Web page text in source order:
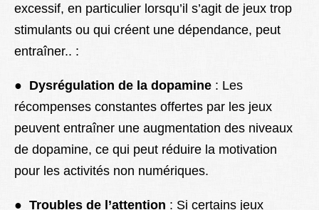
excessif, en particulier lorsqu’il s’agit de jeux trop
stimulants ou qui créent une dépendance, peut
entraîner.. :
● Dysrégulation de la dopamine : Les
récompenses constantes offertes par les jeux
peuvent entraîner une augmentation des niveaux
de dopamine, ce qui peut réduire la motivation
pour les activités non numériques.
● Troubles de l’attention : Si certains jeux